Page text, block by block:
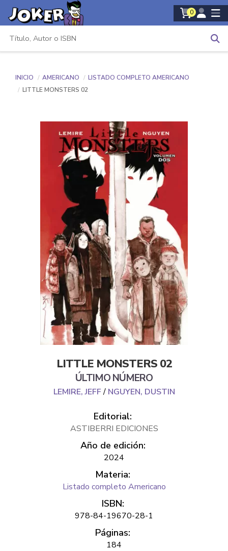
0
INICIO AMERICANO
LISTADO COMPLETO AMERICANO
LITTLE MONSTERS 02
LITTLE MONSTERS 02
ÚLTIMO NÚMERO
LEMIRE, JEFF/ NGUYEN, DUSTIN
Editorial:
ASTIBERRI EDICIONES
Año de edición:
2024
Materia:
Listado completo Americano
ISBN:
978-84-19670-28-1
Páginas:
184